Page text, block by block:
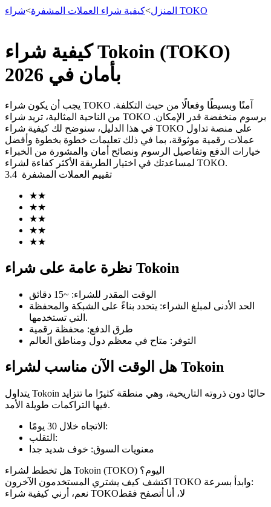
العقود الآجلة
العقود الآجلة لـ COIN-M
TradFi
مشتقات الأسهم والعملات الأجنبية والمعادن الثمينة والسلع
المنزل>كيفية شراء العملات المشفرة> شراء TOKO
كيفية شراء Tokoin (TOKO)
بأمان في 2026
يجب أن يكون شراء TOKO آمنًا وبسيطًا وفعالًا من حيث التكلفة.
من الناحية المثالية، تريد شراء TOKO برسوم منخفضة قدر الإمكان.
في هذا الدليل، سنوضح لك كيفية شراء TOKO على منصة تداول
عملات رقمية موثوقة، بما في ذلك تعليمات خطوة بخطوة وأفضل
خيارات الدفع وتفاصيل الرسوم ونصائح أمان والمشورة من الخبراء
لمساعدتك في اختيار الطريقة الأكثر كفاءة لشراء TOKO.
تقييم العملات المشفرة 3.4
★★
★★
★★
★★
★★
نظرة عامة على شراء Tokoin
الوقت المقدر للشراء: ~15 دقائق
الحد الأدنى لمبلغ الشراء: يتحدد بناءً على الشبكة والمحفظة
التي تستخدمها.
طرق الدفع: محفظة رقمية
التوفر : متاح في معظم دول ومناطق العالم
هل الوقت الآن مناسب لشراء Tokoin
يتداول Tokoin حاليًا دون ذروته التاريخية، وهي منطقة كثيرًا ما تتزايد
فيها التراكمات طويلة الأمد.
الاتجاه خلال 30 يومًا :
التقلب :
معنويات السوق: خوف شديد جدا
هل تخطط لشراء Tokoin (TOKO) اليوم؟
اكتشف كيف يشتري المستخدمون الآخرون TOKO وابدأ بسرعة:
نعم، أرني كيفية شراء TOKOلا، أنا أتصفح فقط